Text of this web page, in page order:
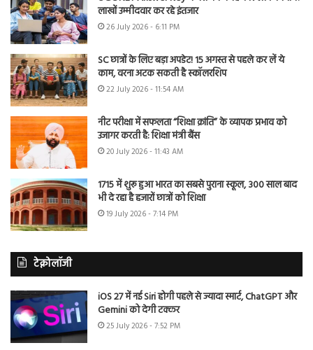
लाखों उम्मीदवार कर रहे इंतजार
26 July 2026 - 6:11 PM
SC छात्रों के लिए बड़ा अपडेट! 15 अगस्त से पहले कर लें ये
काम, वरना अटक सकती है स्कॉलरशिप
22 July 2026 - 11:54 AM
नीट परीक्षा में सफलता “शिक्षा क्रांति” के व्यापक प्रभाव को
उजागर करती है: शिक्षा मंत्री बैंस
20 July 2026 - 11:43 AM
1715 में शुरू हुआ भारत का सबसे पुराना स्कूल, 300 साल बाद
भी दे रहा है हजारों छात्रों को शिक्षा
19 July 2026 - 7:14 PM
टेक्नोलॉजी
iOS 27 में नई Siri होगी पहले से ज्यादा स्मार्ट, ChatGPT और
Gemini को देगी टक्कर
25 July 2026 - 7:52 PM